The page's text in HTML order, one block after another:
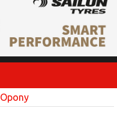
Opony